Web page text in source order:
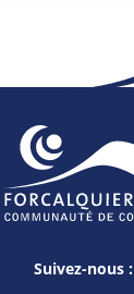
Suivez-nous :